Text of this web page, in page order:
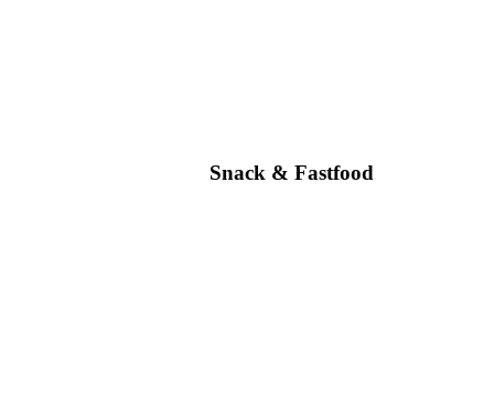
Snack & Fastfood